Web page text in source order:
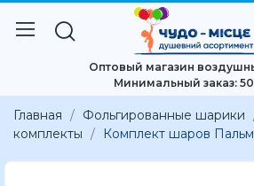
Оптовый магазин
Минимальный заказ:
Главная Фольгированные шарики
комплекты
Комплект шаров